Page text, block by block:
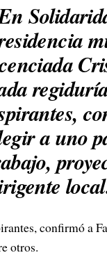
a uno
confirmó a
otros.